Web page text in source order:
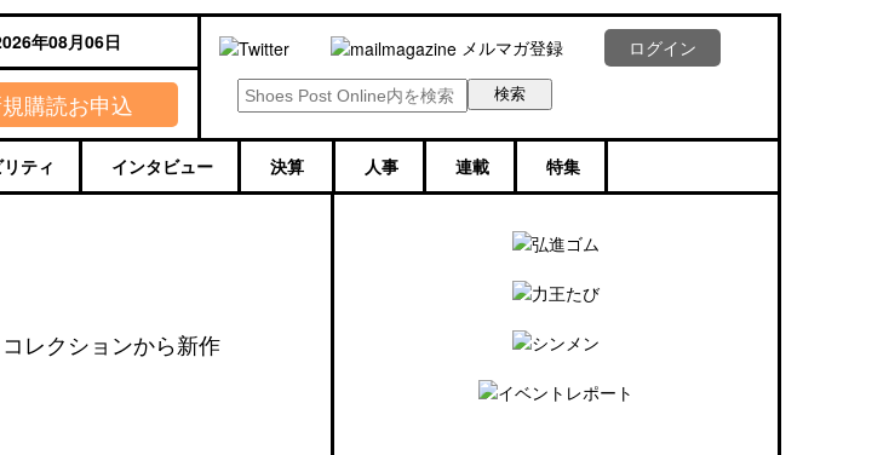
年08月06日
購読お申込
メルマガ登録 ログイン
ティ インタビュー 決算 人事 連載 特集
レクションから新作